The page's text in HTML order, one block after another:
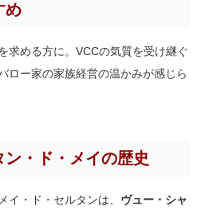
め
求める方に。VCCの気質を受け継ぐ
ロー家の家族経営の温かみが感じら
・ド・メイの歴史
イ・ド・セルタンは、 ヴュー・シャ